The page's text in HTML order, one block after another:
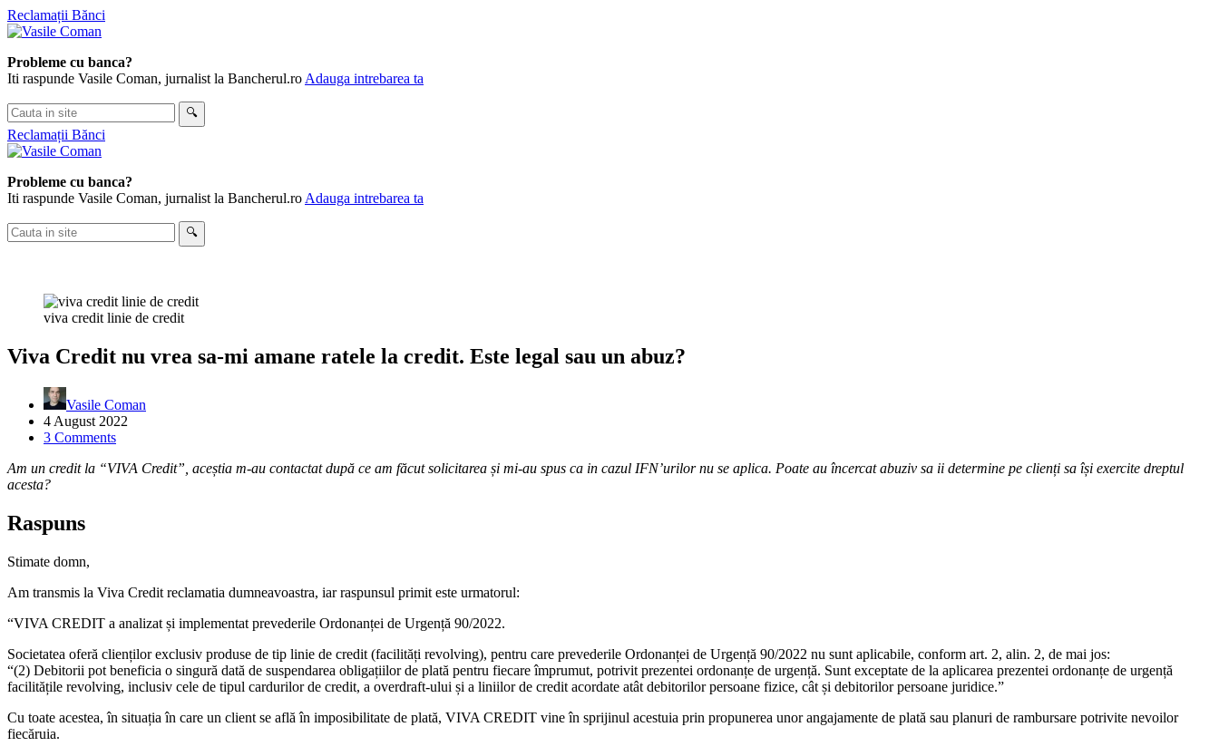
Skip
to
Reclamații Bănci
Probleme cu banca?
Iti raspunde Vasile Coman, jurnalist la Bancherul.ro Adauga intrebarea ta
Cauta
in
site
🔍
Reclamații Bănci
Probleme cu banca?
Iti raspunde Vasile Coman, jurnalist la Bancherul.ro Adauga intrebarea ta
Cauta
in
🔍
viva credit linie de credit
Viva Credit nu vrea sa-mi amane ratele la credit. Este legal sau un abuz?
Vasile Coman
4 August 2022
3 Comments
Am un credit la “VIVA Credit”, aceștia m-au contactat după ce am făcut solicitarea și mi-au spus ca in cazul IFN’urilor nu se aplica. Poate au încercat abuziv sa ii determine pe clienți sa își exercite dreptul
acesta?
Raspuns
Stimate domn,
Am transmis la Viva Credit reclamatia dumneavoastra, iar raspunsul primit este urmatorul:
“VIVA CREDIT a analizat și implementat prevederile Ordonanței de Urgență 90/2022.
Societatea oferă clienților exclusiv produse de tip linie de credit (facilități revolving), pentru care prevederile Ordonanței de Urgență 90/2022 nu sunt aplicabile, conform art. 2, alin. 2, de mai jos:
“(2) Debitorii pot beneficia o singură dată de suspendarea obligațiilor de plată pentru fiecare împrumut, potrivit prezentei ordonanțe de urgență. Sunt exceptate de la aplicarea prezentei ordonanțe de urgență
facilitățile revolving, inclusiv cele de tipul cardurilor de credit, a overdraft-ului și a liniilor de credit acordate atât debitorilor persoane fizice, cât și debitorilor persoane juridice.”
Cu toate acestea, în situația în care un client se află în imposibilitate de plată, VIVA CREDIT vine în sprijinul acestuia prin propunerea unor angajamente de plată sau planuri de rambursare potrivite nevoilor
fiecăruia.